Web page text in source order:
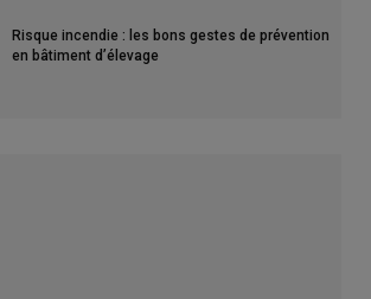
Risque incendie : les bons gestes de prévention
en bâtiment d’élevage